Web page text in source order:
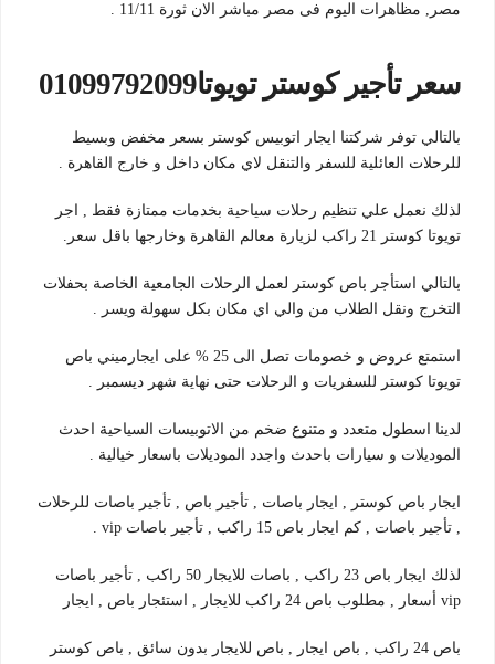
مصر, مظاهرات اليوم فى مصر مباشر الان ثورة 11/11 .
سعر تأجير كوستر تويوتا01099792099
بالتالي توفر شركتنا ايجار اتوبيس كوستر بسعر مخفض وبسيط
للرحلات العائلية للسفر والتنقل لاي مكان داخل و خارج القاهرة .
لذلك نعمل علي تنظيم رحلات سياحية بخدمات ممتازة فقط , اجر
تويوتا كوستر 21 راكب لزيارة معالم القاهرة وخارجها باقل سعر.
بالتالي استأجر باص كوستر لعمل الرحلات الجامعية الخاصة بحفلات
التخرج ونقل الطلاب من والي اي مكان بكل سهولة ويسر .
استمتع عروض و خصومات تصل الى 25 % على ايجارميني باص
تويوتا كوستر للسفريات و الرحلات حتى نهاية شهر ديسمبر .
لدينا اسطول متعدد و متنوع ضخم من الاتوبيسات السياحية احدث
الموديلات و سيارات باحدث واجدد الموديلات باسعار خيالية .
ايجار باص كوستر , ايجار باصات , تأجير باص , تأجير باصات للرحلات
, تأجير باصات , كم ايجار باص 15 راكب , تأجير باصات vip .
لذلك ايجار باص 23 راكب , باصات للايجار 50 راكب , تأجير باصات
vip أسعار , مطلوب باص 24 راكب للايجار , استئجار باص , ايجار
باص 24 راكب , باص ايجار , باص للايجار بدون سائق , باص كوستر